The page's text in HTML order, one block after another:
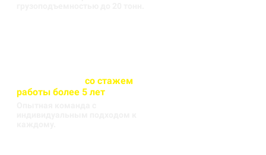
со стажем
работы более 5 лет